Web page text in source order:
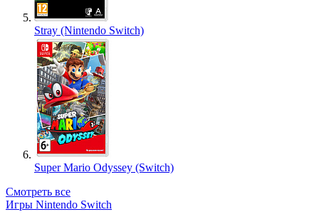
Stray (Nintendo Switch)
Super Mario Odyssey (Switch)
Смотреть все
Игры Nintendo Switch